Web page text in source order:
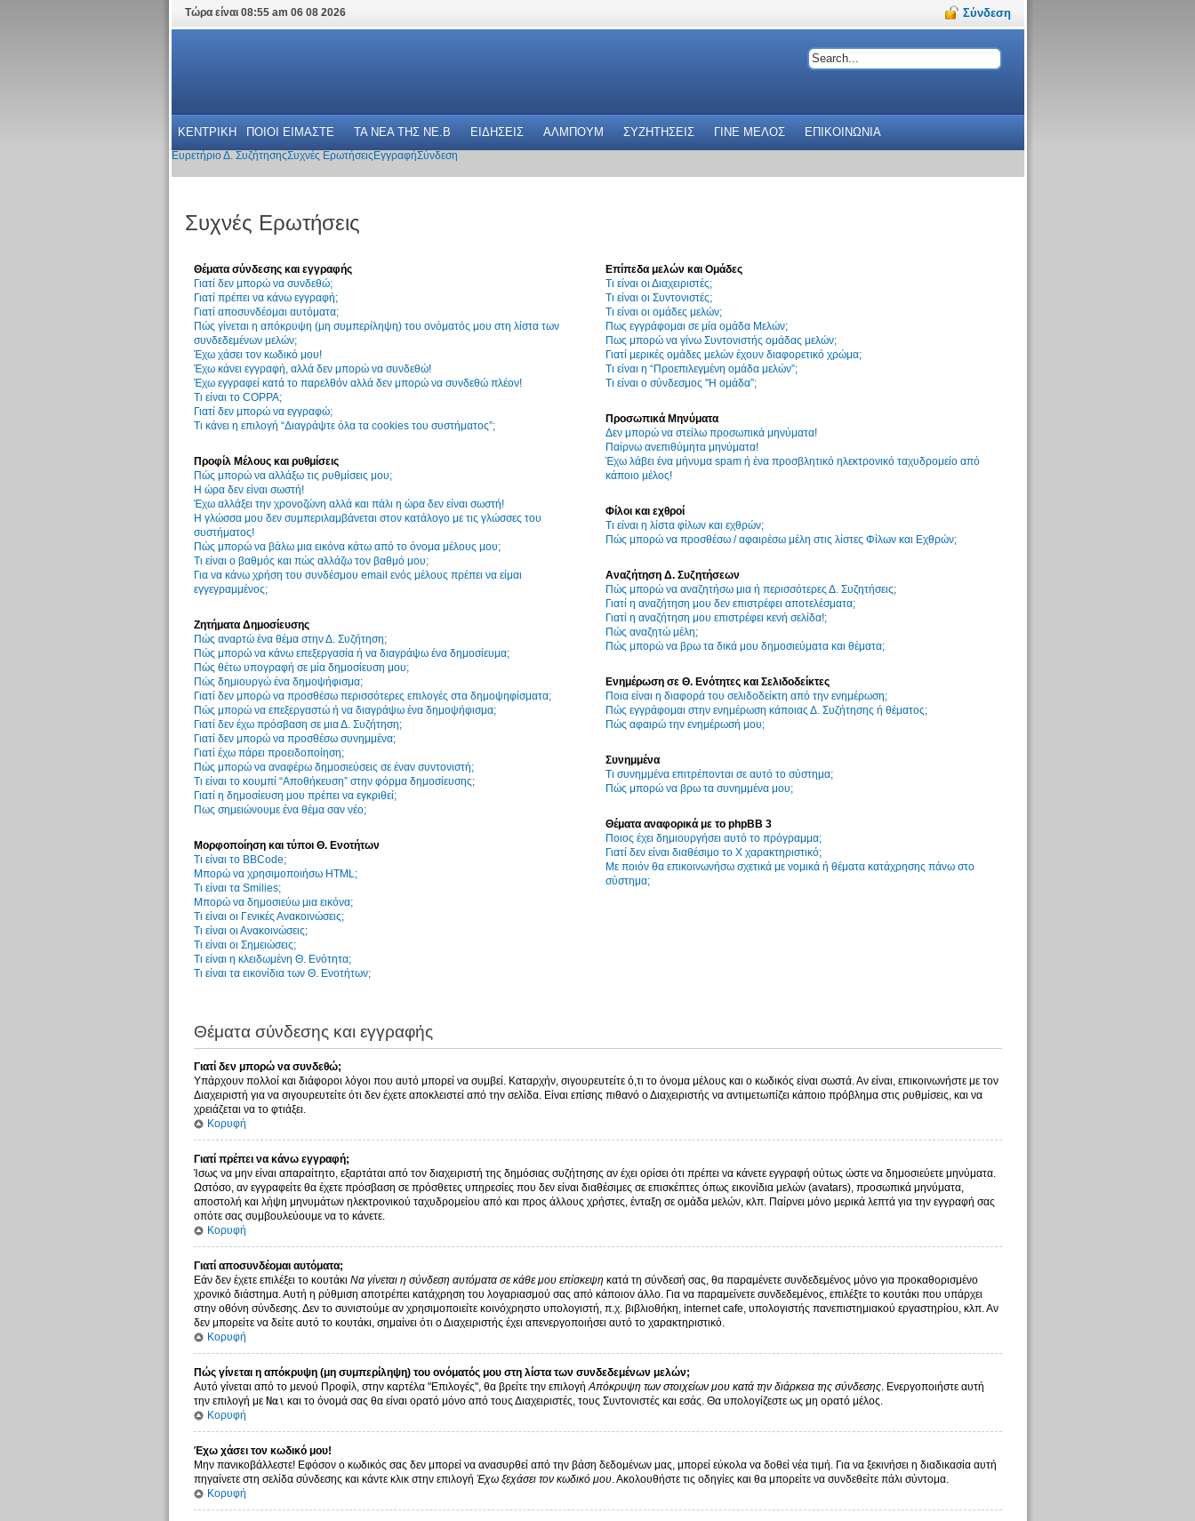
Τώρα είναι 08:55 am 06 08 2026 Σύνδεση
ΚΕΝΤΡΙΚΗ ΠΟΙΟΙ ΕΙΜΑΣΤΕ ΤΑ ΝΕΑ THΣ NE.B ΕΙΔΗΣΕΙΣ ΑΛΜΠΟΥΜ ΣΥΖΗΤΗΣΕΙΣ ΓΙΝΕ ΜΕΛΟΣ ΕΠΙΚΟΙΝΩΝΙΑ
Ευρετήριο Δ. ΣυζήτησηςΣυχνές Ερωτήσεις ΕγγραφήΣύνδεση
Συχνές Ερωτήσεις
Θέματα σύνδεσης και εγγραφής
Γιατί δεν μπορώ να συνδεθώ;
Γιατί πρέπει να κάνω εγγραφή;
Γιατί αποσυνδέομαι αυτόματα;
Πώς γίνεται η απόκρυψη (μη συμπερίληψη) του ονόματός μου στη λίστα των
συνδεδεμένων μελών;
Έχω χάσει τον κωδικό μου!
Έχω κάνει εγγραφή, αλλά δεν μπορώ να συνδεθώ!
Έχω εγγραφεί κατά το παρελθόν αλλά δεν μπορώ να συνδεθώ πλέον!
Τι είναι το COPPA;
Γιατί δεν μπορώ να εγγραφώ;
Τι κάνει η επιλογή “Διαγράψτε όλα τα cookies του συστήματος”;
Προφίλ Μέλους και ρυθμίσεις
Πώς μπορώ να αλλάξω τις ρυθμίσεις μου;
Η ώρα δεν είναι σωστή!
Έχω αλλάξει την χρονοζώνη αλλά και πάλι η ώρα δεν είναι σωστή!
Η γλώσσα μου δεν συμπεριλαμβάνεται στον κατάλογο με τις γλώσσες του
συστήματος!
Πώς μπορώ να βάλω μια εικόνα κάτω από το όνομα μέλους μου;
Τι είναι ο βαθμός και πώς αλλάζω τον βαθμό μου;
Για να κάνω χρήση του συνδέσμου email ενός μέλους πρέπει να είμαι
εγγεγραμμένος;
Ζητήματα Δημοσίευσης
Πώς αναρτώ ένα θέμα στην Δ. Συζήτηση;
Πώς μπορώ να κάνω επεξεργασία ή να διαγράψω ένα δημοσίευμα;
Πώς θέτω υπογραφή σε μία δημοσίευση μου;
Πώς δημιουργώ ένα δημοψήφισμα;
Γιατί δεν μπορώ να προσθέσω περισσότερες επιλογές στα δημοψηφίσματα;
Πώς μπορώ να επεξεργαστώ ή να διαγράψω ένα δημοψήφισμα;
Γιατί δεν έχω πρόσβαση σε μια Δ. Συζήτηση;
Γιατί δεν μπορώ να προσθέσω συνημμένα;
Γιατί έχω πάρει προειδοποίηση;
Πώς μπορώ να αναφέρω δημοσιεύσεις σε έναν συντονιστή;
Τι είναι το κουμπί “Αποθήκευση” στην φόρμα δημοσίευσης;
Γιατί η δημοσίευση μου πρέπει να εγκριθεί;
Πως σημειώνουμε ένα θέμα σαν νέο;
Μορφοποίηση και τύποι Θ. Ενοτήτων
Τι είναι το BBCode;
Μπορώ να χρησιμοποιήσω HTML;
Τι είναι τα Smilies;
Μπορώ να δημοσιεύω μια εικόνα;
Τι είναι οι Γενικές Ανακοινώσεις;
Τι είναι οι Ανακοινώσεις;
Τι είναι οι Σημειώσεις;
Τι είναι η κλειδωμένη Θ. Ενότητα;
Τι είναι τα εικονίδια των Θ. Ενοτήτων;
Επίπεδα μελών και Ομάδες
Τι είναι οι Διαχειριστές;
Τι είναι οι Συντονιστές;
Τι είναι οι ομάδες μελών;
Πως εγγράφομαι σε μία ομάδα Μελών;
Πως μπορώ να γίνω Συντονιστής ομάδας μελών;
Γιατί μερικές ομάδες μελών έχουν διαφορετικό χρώμα;
Τι είναι η “Προεπιλεγμένη ομάδα μελών”;
Τι είναι ο σύνδεσμος "Η ομάδα”;
Προσωπικά Μηνύματα
Δεν μπορώ να στείλω προσωπικά μηνύματα!
Παίρνω ανεπιθύμητα μηνύματα!
Έχω λάβει ένα μήνυμα spam ή ένα προσβλητικό ηλεκτρονικό ταχυδρομείο από
κάποιο μέλος!
Φίλοι και εχθροί
Τι είναι η λίστα φίλων και εχθρών;
Πώς μπορώ να προσθέσω / αφαιρέσω μέλη στις λίστες Φίλων και Εχθρών;
Αναζήτηση Δ. Συζητήσεων
Πώς μπορώ να αναζητήσω μια ή περισσότερες Δ. Συζητήσεις;
Γιατί η αναζήτηση μου δεν επιστρέφει αποτελέσματα;
Γιατί η αναζήτηση μου επιστρέφει κενή σελίδα!;
Πώς αναζητώ μέλη;
Πώς μπορώ να βρω τα δικά μου δημοσιεύματα και θέματα;
Ενημέρωση σε Θ. Ενότητες και Σελιδοδείκτες
Ποια είναι η διαφορά του σελιδοδείκτη από την ενημέρωση;
Πώς εγγράφομαι στην ενημέρωση κάποιας Δ. Συζήτησης ή θέματος;
Πώς αφαιρώ την ενημέρωσή μου;
Συνημμένα
Τι συνημμένα επιτρέπονται σε αυτό το σύστημα;
Πώς μπορώ να βρω τα συνημμένα μου;
Θέματα αναφορικά με το phpBB 3
Ποιος έχει δημιουργήσει αυτό το πρόγραμμα;
Γιατί δεν είναι διαθέσιμο το Χ χαρακτηριστικό;
Με ποιόν θα επικοινωνήσω σχετικά με νομικά ή θέματα κατάχρησης πάνω στο
σύστημα;
Θέματα σύνδεσης και εγγραφής
Γιατί δεν μπορώ να συνδεθώ;
Υπάρχουν πολλοί και διάφοροι λόγοι που αυτό μπορεί να συμβεί. Καταρχήν, σιγουρευτείτε ό,τι το όνομα μέλους και ο κωδικός είναι σωστά. Αν είναι, επικοινωνήστε με τον
Διαχειριστή για να σιγουρευτείτε ότι δεν έχετε αποκλειστεί από την σελίδα. Είναι επίσης πιθανό ο Διαχειριστής να αντιμετωπίζει κάποιο πρόβλημα στις ρυθμίσεις, και να
χρειάζεται να το φτιάξει.
Κορυφή
Γιατί πρέπει να κάνω εγγραφή;
Ίσως να μην είναι απαραίτητο, εξαρτάται από τον διαχειριστή της δημόσιας συζήτησης αν έχει ορίσει ότι πρέπει να κάνετε εγγραφή ούτως ώστε να δημοσιεύετε μηνύματα.
Ωστόσο, αν εγγραφείτε θα έχετε πρόσβαση σε πρόσθετες υπηρεσίες που δεν είναι διαθέσιμες σε επισκέπτες όπως εικονίδια μελών (avatars), προσωπικά μηνύματα,
αποστολή και λήψη μηνυμάτων ηλεκτρονικού ταχυδρομείου από και προς άλλους χρήστες, ένταξη σε ομάδα μελών, κλπ. Παίρνει μόνο μερικά λεπτά για την εγγραφή σας
οπότε σας συμβουλεύουμε να το κάνετε.
Κορυφή
Γιατί αποσυνδέομαι αυτόματα;
Εάν δεν έχετε επιλέξει το κουτάκι Να γίνεται η σύνδεση αυτόματα σε κάθε μου επίσκεψη κατά τη σύνδεσή σας, θα παραμένετε συνδεδεμένος μόνο για προκαθορισμένο
χρονικό διάστημα. Αυτή η ρύθμιση αποτρέπει κατάχρηση του λογαριασμού σας από κάποιον άλλο. Για να παραμείνετε συνδεδεμένος, επιλέξτε το κουτάκι που υπάρχει
στην οθόνη σύνδεσης. Δεν το συνιστούμε αν χρησιμοποιείτε κοινόχρηστο υπολογιστή, π.χ. βιβλιοθήκη, internet cafe, υπολογιστής πανεπιστημιακού εργαστηρίου, κλπ. Αν
δεν μπορείτε να δείτε αυτό το κουτάκι, σημαίνει ότι ο Διαχειριστής έχει απενεργοποιήσει αυτό το χαρακτηριστικό.
Κορυφή
Πώς γίνεται η απόκρυψη (μη συμπερίληψη) του ονόματός μου στη λίστα των συνδεδεμένων μελών;
Αυτό γίνεται από το μενού Προφίλ, στην καρτέλα "Επιλογές", θα βρείτε την επιλογήΑπόκρυψη των στοιχείων μου κατά την διάρκεια της σύνδεσης. Ενεργοποιήστε αυτή
την επιλογή με Ναι και το όνομά σας θα είναι ορατό μόνο από τους Διαχειριστές, τους Συντονιστές και εσάς. Θα υπολογίζεστε ως μη ορατό μέλος.
Κορυφή
Έχω χάσει τον κωδικό μου!
Μην πανικοβάλλεστε! Εφόσον ο κωδικός σας δεν μπορεί να ανασυρθεί από την βάση δεδομένων μας, μπορεί εύκολα να δοθεί νέα τιμή. Για να ξεκινήσει η διαδικασία αυτή
πηγαίνετε στη σελίδα σύνδεσης και κάντε κλικ στην επιλογή Έχω ξεχάσει τον κωδικό μου. Ακολουθήστε τις οδηγίες και θα μπορείτε να συνδεθείτε πάλι σύντομα.
Κορυφή